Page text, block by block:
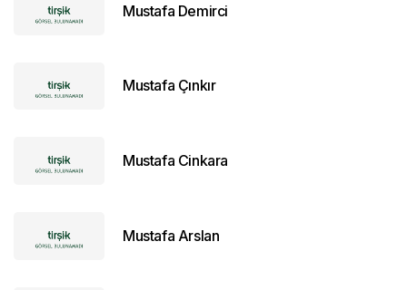
Mustafa Demirci
Mustafa Çınkır
Mustafa Cinkara
Mustafa Arslan